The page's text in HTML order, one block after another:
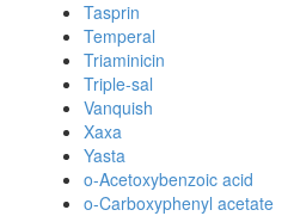
Tasprin
Temperal
Triaminicin
Triple-sal
Vanquish
Xaxa
Yasta
o-Acetoxybenzoic acid
o-Carboxyphenyl acetate